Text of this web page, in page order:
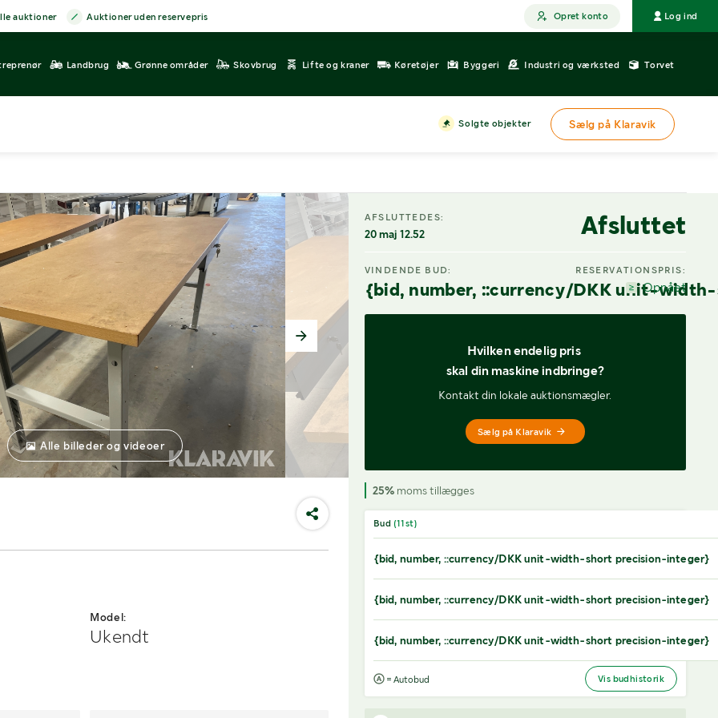
auktioner Auktioner uden reservepris Opret konto Log ind
Landbrug Grønne områder Skovbrug Lifte og kraner Køretøjer Byggeri Industri og værksted Torvet
Solgte objekter Sælg på Klaravik
Alle billeder og videoer
AFSLUTTEDES:
20 maj 12.52 Afsluttet
VINDENDE BUD:
{bid, number, ::currency/DKK unit-
RESERVATIONSPRIS:
Opnået
Hvilken endelig pris
skal din maskine indbringe?
Kontakt din lokale auktionsmægler.
Sælg på Klaravik
25%moms tillægges
Bud (11st)
{bid, number, ::currency/DKK unit-width-short precision-integer}
{bid, number, ::currency/DKK unit-width-short precision-integer}
{bid, number, ::currency/DKK unit-width-short precision-integer}
= Autobud Vis budhistorik
Model:
Ukendt